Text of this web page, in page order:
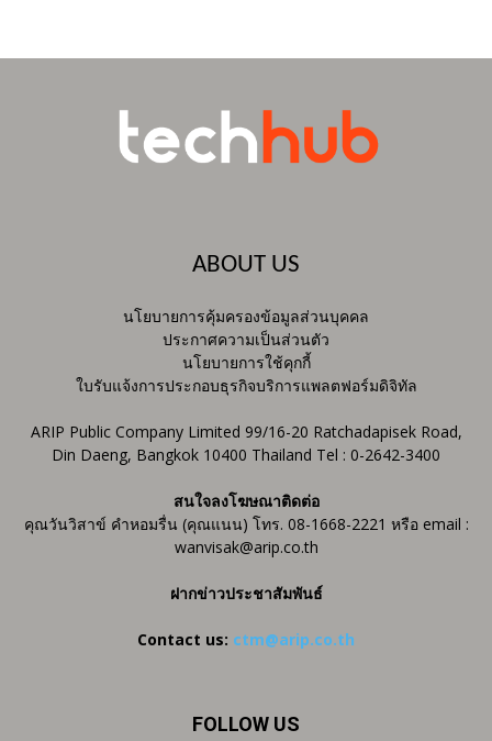
ABOUT US
นโยบายการคุ้มครองข้อมูลส่วนบุคคล
ประกาศความเป็นส่วนตัว
นโยบายการใช้คุกกี้
ใบรับแจ้งการประกอบธุรกิจบริการแพลตฟอร์มดิจิทัล
ARIP Public Company Limited 99/16-20 Ratchadapisek Road,
Din Daeng, Bangkok 10400 Thailand Tel : 0-2642-3400
สนใจลงโฆษณาติดต่อ
คุณวันวิสาข์ คำหอมรื่น (คุณแนน) โทร. 08-1668-2221 หรือ email :
wanvisak@arip.co.th
ฝากข่าวประชาสัมพันธ์
Contact us: ctm@arip.co.th
FOLLOW US